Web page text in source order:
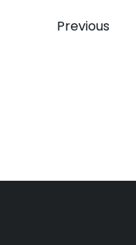
Post
Previous